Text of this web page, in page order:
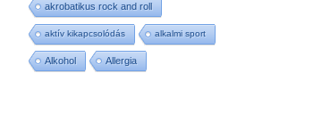
akrobatikus rock and roll
aktív kikapcsolódás alkalmi sport
Alkohol Allergia